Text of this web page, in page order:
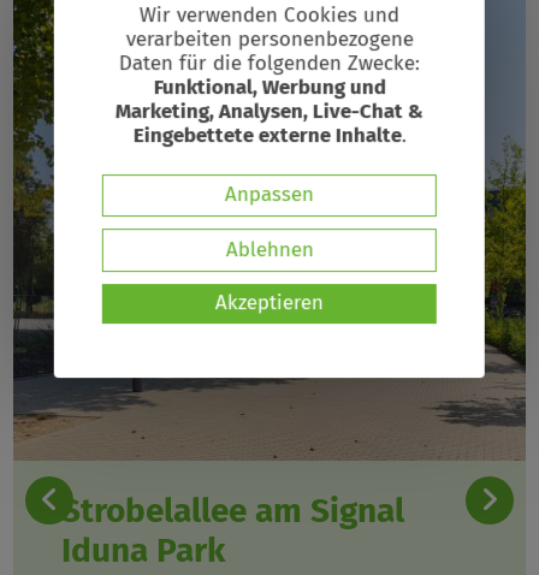
Suchbegriff
Strobelallee am Signal
Iduna Park
Verwendung
von
personenbezogenen
Daten
und
Cookies
Wir verwenden Cookies und
verarbeiten personenbezogene
Daten für die folgenden Zwecke:
Funktional, Werbung und
Marketing, Analysen, Live-Chat &
Eingebettete externe Inhalte.
Anpassen
Ablehnen
Akzeptieren